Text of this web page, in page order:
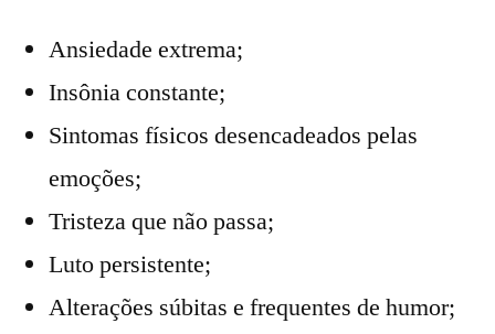
Ansiedade extrema;
Insônia constante;
Sintomas físicos desencadeados pelas
emoções;
Tristeza que não passa;
Luto persistente;
Alterações súbitas e frequentes de humor;